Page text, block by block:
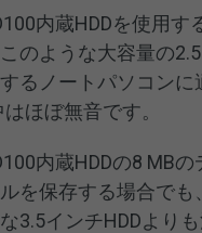
内蔵HDDを使用
のような大容量の
るノートパソコン
ほぼ無音です。
内蔵HDDの8 MB
を保存する場合で
3.5インチHDDより